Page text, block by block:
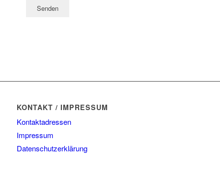
empty.
KONTAKT / IMPRESSUM
Kontaktadressen
Impressum
Datenschutzerklärung